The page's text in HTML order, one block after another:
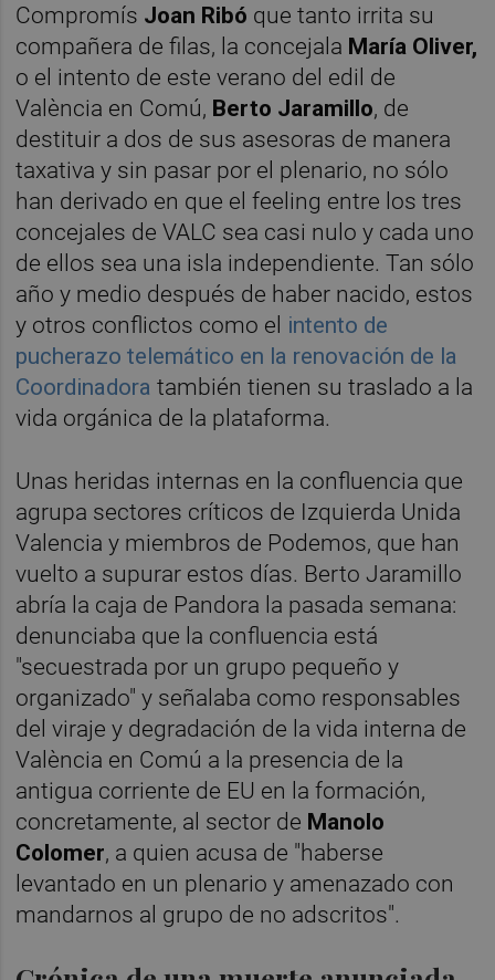
Compromís Joan Ribó que tanto irrita su
compañera de filas, la concejala María Oliver,
o el intento de este verano del edil de
València en Comú, Berto Jaramillo, de
destituir a dos de sus asesoras de manera
taxativa y sin pasar por el plenario, no sólo
han derivado en que el feeling entre los tres
concejales de VALC sea casi nulo y cada uno
de ellos sea una isla independiente. Tan sólo
año y medio después de haber nacido, estos
y otros conflictos como el intento de
pucherazo telemático en la renovación de la
Coordinadora también tienen su traslado a la
vida orgánica de la plataforma.
Unas heridas internas en la confluencia que
agrupa sectores críticos de Izquierda Unida
Valencia y miembros de Podemos, que han
vuelto a supurar estos días. Berto Jaramillo
abría la caja de Pandora la pasada semana:
denunciaba que la confluencia está
"secuestrada por un grupo pequeño y
organizado" y señalaba como responsables
del viraje y degradación de la vida interna de
València en Comú a la presencia de la
antigua corriente de EU en la formación,
concretamente, al sector de Manolo
Colomer, a quien acusa de "haberse
levantado en un plenario y amenazado con
mandarnos al grupo de no adscritos".